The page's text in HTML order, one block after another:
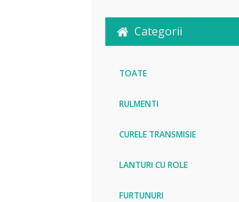
Categorii
TOATE
RULMENTI
CURELE TRANSMISIE
LANTURI CU ROLE
FURTUNURI